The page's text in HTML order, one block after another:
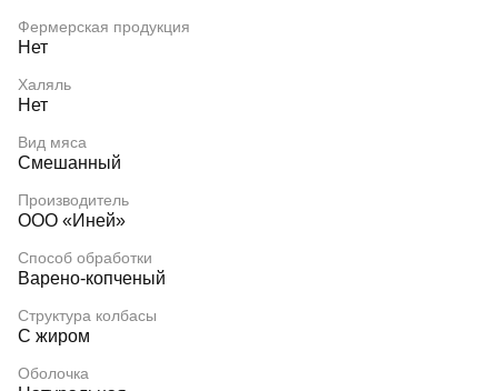
Фермерская продукция
Нет
Халяль
Нет
Вид мяса
Смешанный
Производитель
ООО «Иней»
Способ обработки
Варено-копченый
Структура колбасы
С жиром
Оболочка